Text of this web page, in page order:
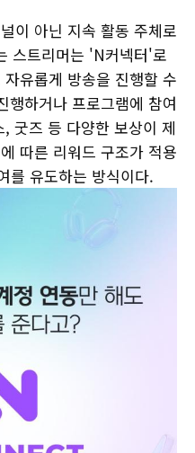
이 아닌 지속 활동 주체로
스트리머는 'N커넥터'로
유롭게 방송을 진행할 수
행하거나 프로그램에 참여
굿즈 등 다양한 보상이 제
따른 리워드 구조가 적용
를 유도하는 방식이다.